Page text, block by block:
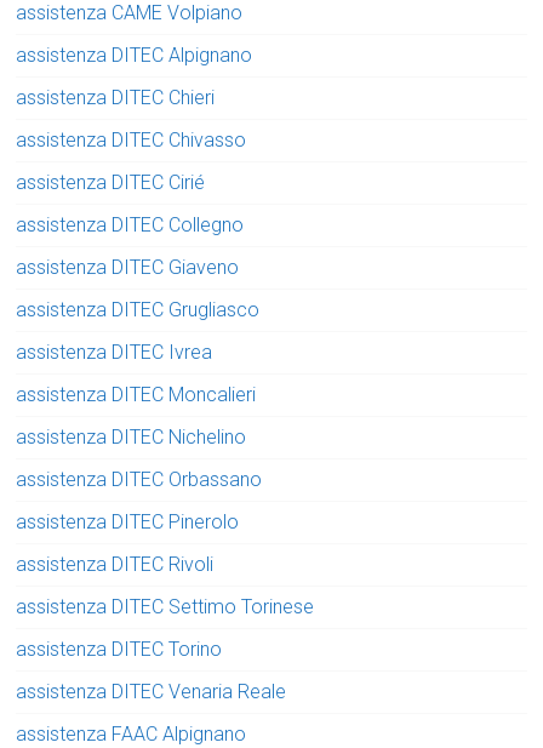
assistenza CAME Volpiano
assistenza DITEC Alpignano
assistenza DITEC Chieri
assistenza DITEC Chivasso
assistenza DITEC Cirié
assistenza DITEC Collegno
assistenza DITEC Giaveno
assistenza DITEC Grugliasco
assistenza DITEC Ivrea
assistenza DITEC Moncalieri
assistenza DITEC Nichelino
assistenza DITEC Orbassano
assistenza DITEC Pinerolo
assistenza DITEC Rivoli
assistenza DITEC Settimo Torinese
assistenza DITEC Torino
assistenza DITEC Venaria Reale
assistenza FAAC Alpignano